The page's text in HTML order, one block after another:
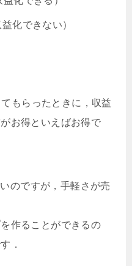
化できない）
もらったときに，収益
お得といえばお得で
のですが，手軽さが売
作ることができるの
．